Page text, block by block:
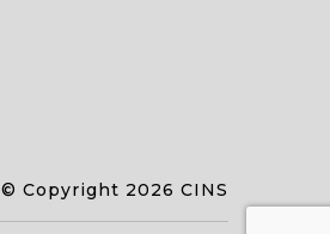
© Copyright 2026 CINS